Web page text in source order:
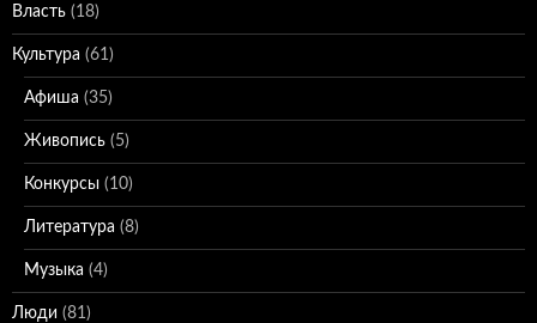
Власть (18)
Культура (61)
Афиша (35)
Живопись (5)
Конкурсы (10)
Литература (8)
Музыка (4)
Люди (81)